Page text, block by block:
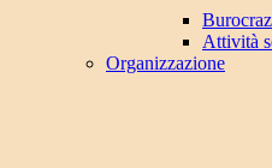
Attività
Organizzazione